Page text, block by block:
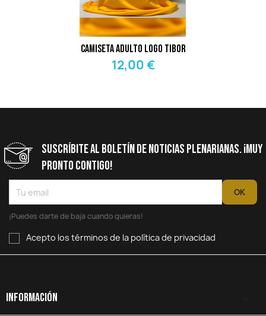
Camiseta Adulto Logo Tibor
12,00 €
Suscríbite Al Boletín De Noticias Plenarianas. ¡Muy
Pronto Contigo!
¡Puedes darte de baja cuando quieras!
Acepto los términos de la política de privacidad
Información